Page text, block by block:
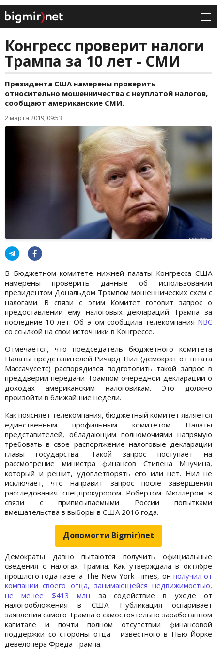
Конгресс проверит налоги
Трампа за 10 лет - СМИ
Президента США намерены проверить
относительно мошенничества с неуплатой налогов,
сообщают американские СМИ.
2 марта 2019, 09:53
В Бюджетном комитете нижней палаты Конгресса США
намерены проверить данные об использовании
президентом Дональдом Трампом мошеннических схем с
налогами. В связи с этим Комитет готовит запрос о
предоставлении ему налоговых деклараций Трампа за
последние 10 лет. Об этом сообщила телекомпания NBC
со ссылкой на свои источники в Конгрессе.
Отмечается, что председатель бюджетного комитета
Палаты представителей Ричард Нил (демократ от штата
Массачусетс) распорядился подготовить такой запрос в
преддверии передачи Трампом очередной декларации о
доходах американским налоговикам. Это должно
произойти в ближайшие недели.
Как поясняет телекомпания, бюджетный комитет является
единственным профильным комитетом Палаты
представителей, обладающим полномочиями напрямую
требовать в свое распоряжение налоговые декларации
главы государства. Такой запрос поступает на
рассмотрение министра финансов Стивена Мнучина,
который и решит, удовлетворять его или нет. Нил не
исключает, что направит запрос после завершения
расследования спецпрокурором Робертом Мюллером в
связи с приписываемыми России попытками
вмешательства в выборы в США 2016 года.
Допомогти Bigmir)net
Демократы давно пытаются получить официальные
сведения о налогах Трампа. Как утверждала в октябре
прошлого года газета The New York Times, он получил от
компании своего отца, занимающейся недвижимостью,
не менее $413 млн за содействие в уходе от
налогообложения в США. Публикация оспаривает
заявления самого Трампа о самостоятельно заработанном
капитале и почти полном отсутствии финансовой
поддержки со стороны отца - известного в Нью-Йорке
девелопера Фреда Трампа.